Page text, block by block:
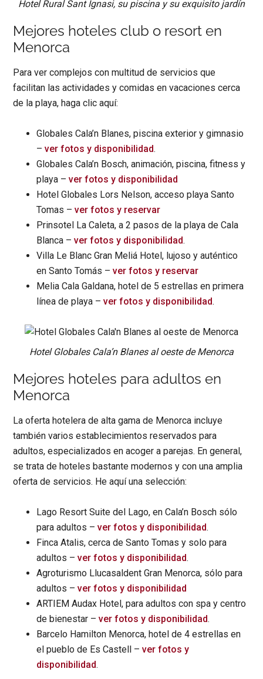
Hotel Rural Sant Ignasi, su piscina y su exquisito jardín
Mejores hoteles club o resort en
Menorca
Para ver complejos con multitud de servicios que
facilitan las actividades y comidas en vacaciones cerca
de la playa, haga clic aquí:
Globales Cala’n Blanes, piscina exterior y gimnasio
–ver fotos y disponibilidad.
Globales Cala’n Bosch, animación, piscina, fitness y
playa –ver fotos y disponibilidad
Hotel Globales Lors Nelson, acceso playa Santo
Tomas –ver fotos y reservar
Prinsotel La Caleta, a 2 pasos de la playa de Cala
Blanca –ver fotos y disponibilidad.
Villa Le Blanc Gran Meliá Hotel, lujoso y auténtico
en Santo Tomás –ver fotos y reservar
Melia Cala Galdana, hotel de 5 estrellas en primera
línea de playa –ver fotos y disponibilidad.
Hotel Globales Cala’n Blanes al oeste de Menorca
Mejores hoteles para adultos en
Menorca
La oferta hotelera de alta gama de Menorca incluye
también varios establecimientos reservados para
adultos, especializados en acoger a parejas. En general,
se trata de hoteles bastante modernos y con una amplia
oferta de servicios. He aquí una selección:
Lago Resort Suite del Lago, en Cala’n Bosch sólo
para adultos –ver fotos y disponibilidad.
Finca Atalis, cerca de Santo Tomas y solo para
adultos –ver fotos y disponibilidad.
Agroturismo Llucasaldent Gran Menorca, sólo para
adultos –ver fotos y disponibilidad
ARTIEM Audax Hotel, para adultos con spa y centro
de bienestar –ver fotos y disponibilidad.
Barcelo Hamilton Menorca, hotel de 4 estrellas en
el pueblo de Es Castell –ver fotos y
disponibilidad.